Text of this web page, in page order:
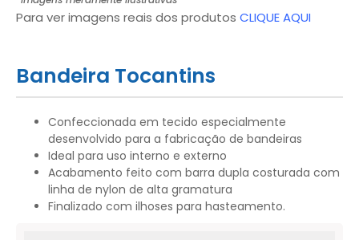
Para ver imagens reais dos produtos CLIQUE AQUI
Bandeira Tocantins
Confeccionada em tecido especialmente
desenvolvido para a fabricação de bandeiras
Ideal para uso interno e externo
Acabamento feito com barra dupla costurada com
linha de nylon de alta gramatura
Finalizado com ilhoses para hasteamento.